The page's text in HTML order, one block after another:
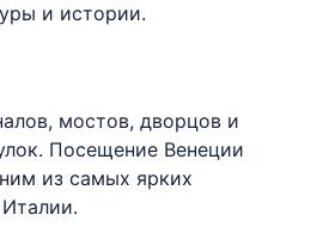
и истории.
мостов, дворцов и
Посещение Венеции
из самых ярких